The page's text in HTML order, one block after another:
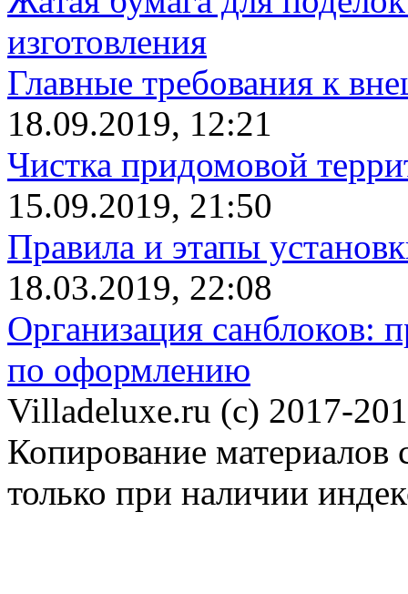
изготовления
Главные требования к
18.09.2019, 12:21
Чистка придомовой
15.09.2019, 21:50
Правила и этапы
18.03.2019, 22:08
Организация санблоков:
по оформлению
Villadeluxe.ru (c) 2017-
Копирование материалов
только при наличии